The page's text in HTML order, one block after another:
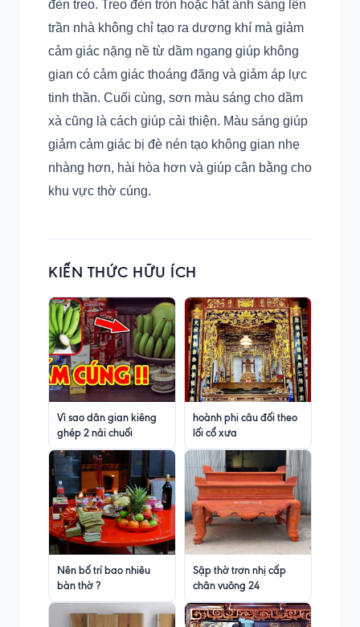
đèn treo. Treo đèn tròn hoặc hắt ánh sáng lên
trần nhà không chỉ tạo ra dương khí mà giảm
cảm giác nặng nề từ dầm ngang giúp không
gian có cảm giác thoáng đãng và giảm áp lực
tinh thần. Cuối cùng, sơn màu sáng cho dầm
xà cũng là cách giúp cải thiện. Màu sáng giúp
giảm cảm giác bị đè nén tạo không gian nhẹ
nhàng hơn, hài hòa hơn và giúp cân bằng cho
khu vực thờ cúng.
KIẾN THỨC HỮU ÍCH
Vì sao dân gian kiêng
ghép 2 nải chuối
hoành phi câu đối theo
lối cổ xưa
Nên bố trí bao nhiêu
bàn thờ ?
Sập thờ trơn nhị cấp
chân vuông 24